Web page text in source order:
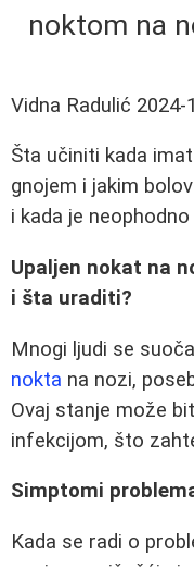
noktom na
Vidna Radulić 2024-
Šta učiniti kada
gnojem i jakim
i kada je
Upaljen nokat na
i šta uraditi?
Mnogi ljudi se
nokta na nozi,
Ovaj stanje može
infekcijom, što
Simptomi
Kada se radi o